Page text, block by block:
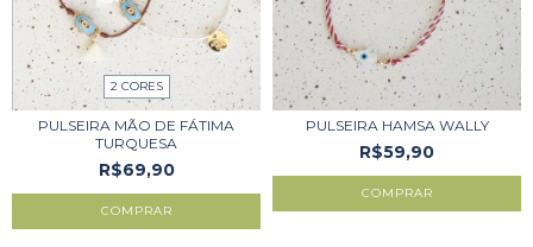
2 CORES
PULSEIRA MÃO DE FÁTIMA
TURQUESA
R$69,90
COMPRAR
PULSEIRA HAMSA WALLY
R$59,90